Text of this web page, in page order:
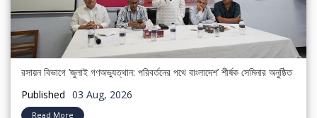
রসায়ন বিভাগে ‘জুলাই গণঅভ্যুত্থান: পরিবর্তনের পথে বাংলাদেশ’ শীর্ষক সেমিনার অনুষ্ঠিত
Published 03 Aug, 2026
Read More